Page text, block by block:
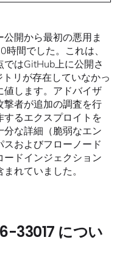
公開から最初の悪用ま
時間でした。これは、
ではGitHub上に公開さ
リが存在していなかっ
値します。アドバイザ
撃者が追加の調査を行
するエクスプロイトを
分な詳細（脆弱なエン
スおよびフローノード
ードインジェクション
れていました。
33017 につい